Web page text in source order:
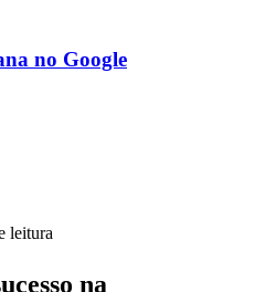
no Google
leitura
na